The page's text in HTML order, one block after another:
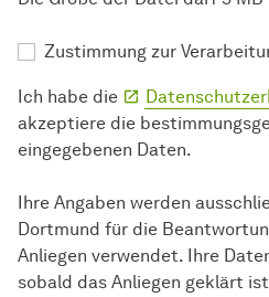
Zustimmung zur
Ich habe die
akzeptiere die
eingegebenen Daten.
Ihre Angaben werden
Dortmund für die
Anliegen verwendet. Ihre
sobald das Anliegen geklärt